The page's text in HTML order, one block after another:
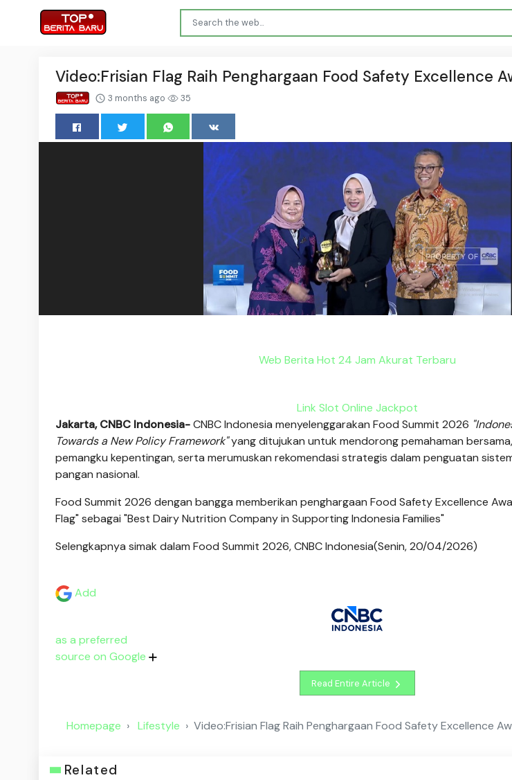
Video:Frisian Flag Raih Penghargaan Food Safety Excellence
3 months ago 35
Web Berita Hot 24 Jam Akurat Terbaru
Link Slot Online Jackpot
Jakarta, CNBC Indonesia-CNBC Indonesia menyelenggarakan Food Summit 2026
Towards a New Policy Framework"yang ditujukan untuk mendorong pemahaman
pemangku kepentingan, serta merumuskan rekomendasi strategis dalam penguatan
pangan nasional.
Food Summit 2026 dengan bangga memberikan penghargaan Food Safety Excellence
Flag" sebagai "Best Dairy Nutrition Company in Supporting Indonesia Families"
Selengkapnya simak dalam Food Summit 2026, CNBC Indonesia(Senin, 20/04/2026)
Add
as a preferred
source on Google
Read Entire Article
Homepage Lifestyle Video:Frisian Flag Raih Penghargaan Food Safety Excellence
Related